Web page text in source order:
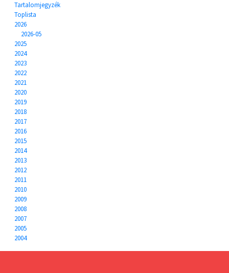
Tartalomjegyzék
Toplista
2026
2026-05
2025
2024
2023
2022
2021
2020
2019
2018
2017
2016
2015
2014
2013
2012
2011
2010
2009
2008
2007
2005
2004